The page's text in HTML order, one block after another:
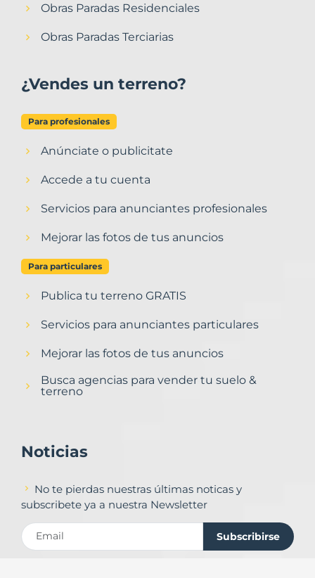
Obras Paradas Residenciales
Obras Paradas Terciarias
¿Vendes un terreno?
Para profesionales
Anúnciate o publicitate
Accede a tu cuenta
Servicios para anunciantes profesionales
Mejorar las fotos de tus anuncios
Para particulares
Publica tu terreno GRATIS
Servicios para anunciantes particulares
Mejorar las fotos de tus anuncios
Busca agencias para vender tu suelo &
terreno
Noticias
No te pierdas nuestras últimas noticas y
subscribete ya a nuestra Newsletter
Subscribirse